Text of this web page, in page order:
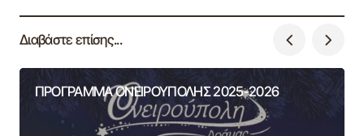
Διαβάστε επίσης...
ΠΡΟΓΡΑΜΜΑ ΟΝΕΙΡΟΥΠΟΛΗΣ 2025-2026